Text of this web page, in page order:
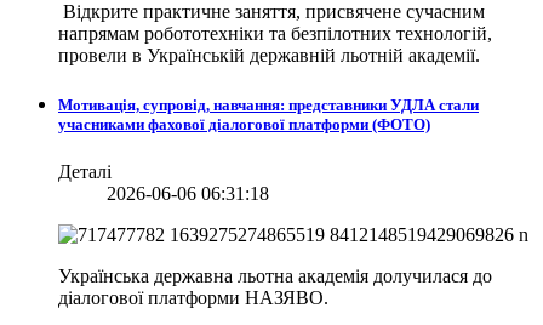
Відкрите практичне заняття, присвячене сучасним
напрямам робототехніки та безпілотних технологій,
провели в Українській державній льотній академії.
Мотивація, супровід, навчання: представники УДЛА стали
учасниками фахової діалогової платформи (ФОТО)
Деталі
2026-06-06 06:31:18
Українська державна льотна академія долучилася до
діалогової платформи НАЗЯВО.